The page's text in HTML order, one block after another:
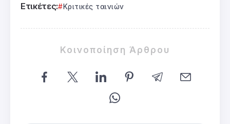
Ετικέτες: Κριτικές ταινιών
Κοινοποίηση Άρθρου